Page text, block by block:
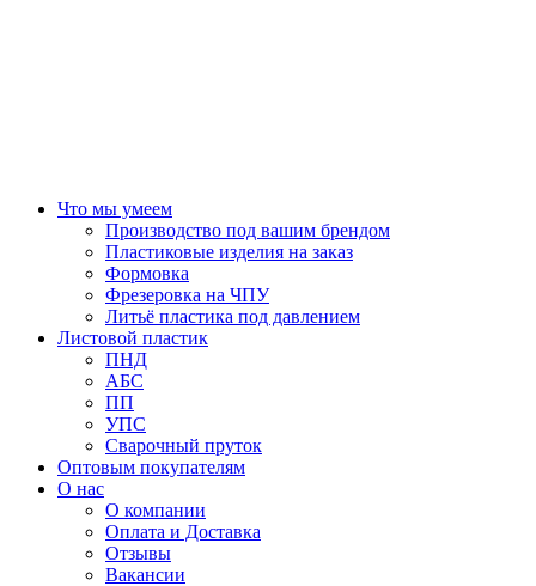
Что мы умеем
Производство под вашим брендом
Пластиковые изделия на заказ
Формовка
Фрезеровка на ЧПУ
Литьё пластика под давлением
Листовой пластик
ПНД
АБС
ПП
УПС
Сварочный пруток
Оптовым покупателям
О нас
О компании
Оплата и Доставка
Отзывы
Вакансии